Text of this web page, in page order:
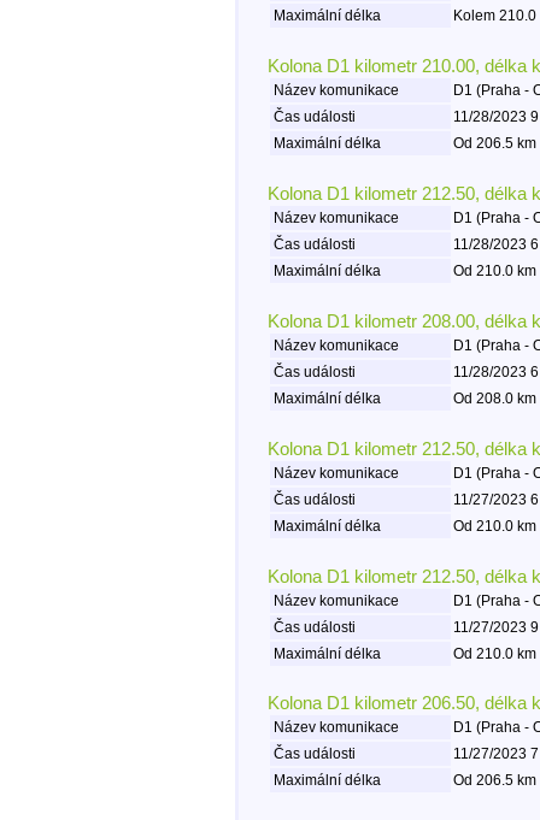
Maximální délka
Kolem
Kolona D1 kilometr 210.00, délka
Název komunikace
D1 (Praha -
Čas události
11/28/2023
Maximální délka
Od 206.5
Kolona D1 kilometr 212.50, délka
Název komunikace
D1 (Praha -
Čas události
11/28/2023
Maximální délka
Od 210.0
Kolona D1 kilometr 208.00, délka
Název komunikace
D1 (Praha -
Čas události
11/28/2023
Maximální délka
Od 208.0
Kolona D1 kilometr 212.50, délka
Název komunikace
D1 (Praha -
Čas události
11/27/2023
Maximální délka
Od 210.0
Kolona D1 kilometr 212.50, délka
Název komunikace
D1 (Praha -
Čas události
11/27/2023
Maximální délka
Od 210.0
Kolona D1 kilometr 206.50, délka
Název komunikace
D1 (Praha -
Čas události
11/27/2023
Maximální délka
Od 206.5